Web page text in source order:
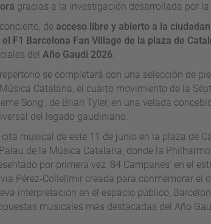
gracias a la investigación desarrollada por la
de acceso libre y abierto a la
el F1 Barcelona Fan Village de la plaza de
del Año Gaudí 2026.
se completará con una selección de
Música Catalana, el cuarto movimiento de la
Song', de Brian Tyler, en una velada
del legado gaudiniano.
cita musical de este 11 de junio en la plaza de
de la Música Catalana, donde la
por primera vez '84 Campanes' en el
Pérez-Collellmir creada para conmemorar el
interpretación en el espacio público,
musicales más destacadas del Año